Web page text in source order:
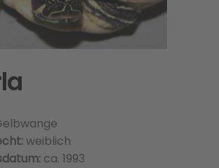
weiblich
ca. 1993